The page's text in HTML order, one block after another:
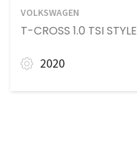
VOLKSWAGEN
T-CROSS 1.0 TSI STYLE
2020